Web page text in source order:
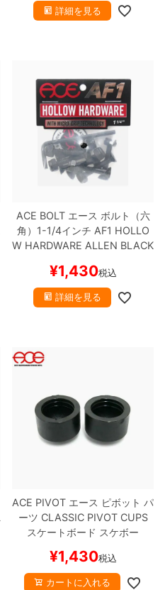
詳細を見る
ACE BOLTエース ボルト（六
角）1-1/4インチ AF1 HOLLO
W HARDWARE ALLEN BLACK
¥1,430税込
詳細を見る
ACE PIVOT エース ピボット パ
ーツ CLASSIC PIVOT CUPS
スケートボード スケボー
¥1,430税込
カートに入れる